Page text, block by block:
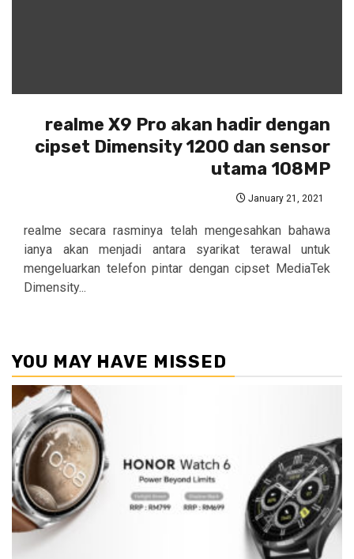
realme X9 Pro akan hadir dengan
cipset Dimensity 1200 dan sensor
utama 108MP
January 21, 2021
realme secara rasminya telah mengesahkan bahawa
ianya akan menjadi antara syarikat terawal untuk
mengeluarkan telefon pintar dengan cipset MediaTek
Dimensity...
YOU MAY HAVE MISSED